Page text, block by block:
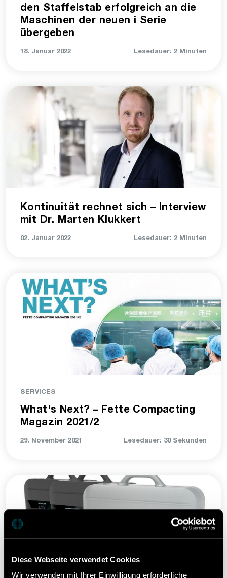
Diese Webseite verwendet Cookies
Wir verwenden mit Ihrer Einwilligung erforderliche
den Staffelstab erfolgreich an die
Maschinen der neuen i Serie
übergeben
18. Januar 2022 Lesedauer: 2 Minuten
Kontinuität rechnet sich – Interview
mit Dr. Marten Klukkert
02. Januar 2022 Lesedauer: 2 Minuten
SERVICES
What's Next? – Fette Compacting
Magazin 2021/2
29. November 2021 Lesedauer: 30 Sekunden